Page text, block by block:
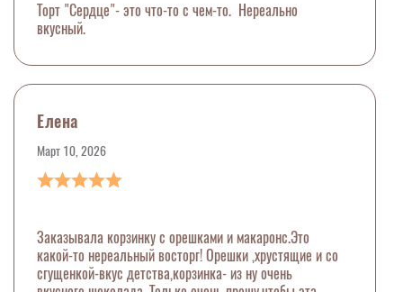
Торт "Сердце"- это что-то с чем-то. Нереально
вкусный.
Елена
Март 10, 2026
Заказывала корзинку с орешками и макаронс.Это
какой-то нереальный восторг! Орешки ,хрустящие и со
сгущенкой-вкус детства,корзинка- из ну очень